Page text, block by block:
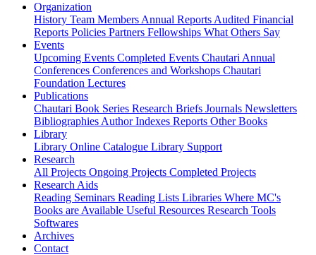
Organization
History Team Members Annual Reports Audited Financial
Reports Policies Partners Fellowships What Others Say
Events
Upcoming Events Completed Events Chautari Annual
Conferences Conferences and Workshops Chautari
Foundation Lectures
Publications
Chautari Book Series Research Briefs Journals Newsletters
Bibliographies Author Indexes Reports Other Books
Library
Library Online Catalogue Library Support
Research
All Projects Ongoing Projects Completed Projects
Research Aids
Reading Seminars Reading Lists Libraries Where MC's
Books are Available Useful Resources Research Tools
Softwares
Archives
Contact